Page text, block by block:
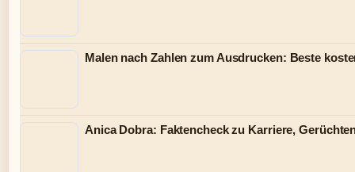
Malen nach Zahlen zum Ausdrucken: Beste
Anica Dobra: Faktencheck zu Karriere,